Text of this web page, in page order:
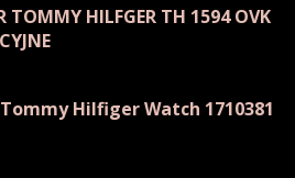
TOMMY HILFGER TH 1594 OVK
Hilfiger Watch 1710381